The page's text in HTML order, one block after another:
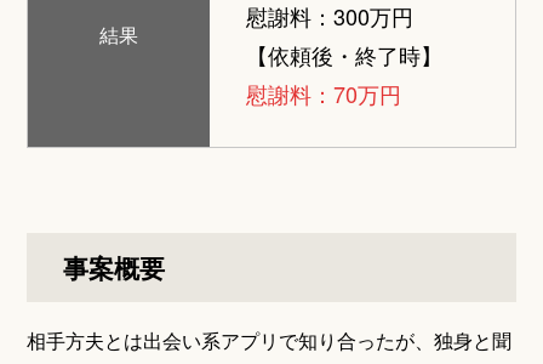
結果
慰謝料：300万円
【依頼後・終了時】
慰謝料：70万円
事案概要
相手方夫とは出会い系アプリで知り合ったが、独身と聞